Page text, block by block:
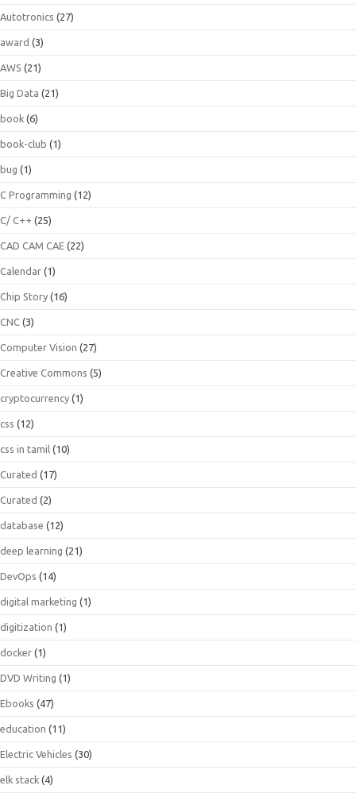
Autotronics (27)
award (3)
AWS (21)
Big Data (21)
book (6)
book-club (1)
bug (1)
C Programming (12)
C/ C++ (25)
CAD CAM CAE (22)
Calendar (1)
Chip Story (16)
CNC (3)
Computer Vision (27)
Creative Commons (5)
cryptocurrency (1)
css (12)
css in tamil (10)
Curated (17)
Curated (2)
database (12)
deep learning (21)
DevOps (14)
digital marketing (1)
digitization (1)
docker (1)
DVD Writing (1)
Ebooks (47)
education (11)
Electric Vehicles (30)
elk stack (4)